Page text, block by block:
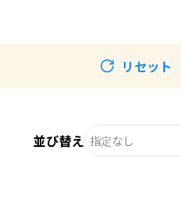
リセット
並び替え 指定なし